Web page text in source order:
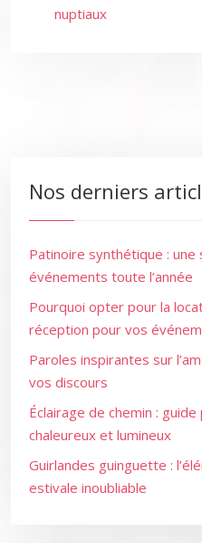
nuptiaux
Nos derniers
Patinoire synthétique : une
événements toute l’année
Pourquoi opter pour la
réception pour vos
Paroles inspirantes sur
vos discours
Éclairage de chemin :
chaleureux et lumineux
Guirlandes guinguette :
estivale inoubliable